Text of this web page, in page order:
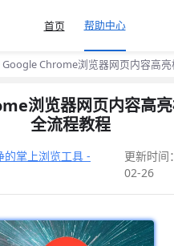
首页 帮助中心
Google Chrome浏览器网页内容高亮
浏览器网页内容高
全流程教程
的掌上浏览工具 -
更新时间
02-26